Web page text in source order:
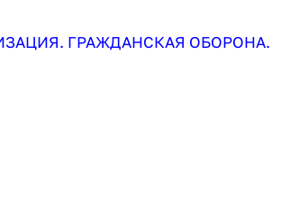
ГРАЖДАНСКАЯ ОБОРОНА.